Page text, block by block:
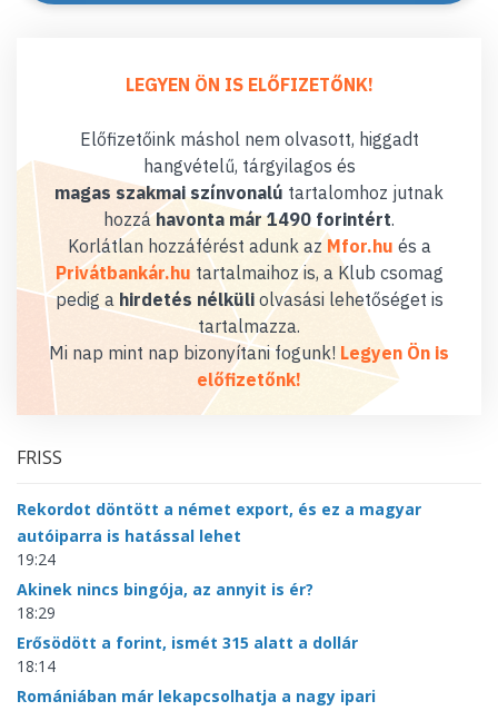
LEGYEN ÖN IS ELŐFIZETŐNK!
Előfizetőink máshol nem olvasott, higgadt
hangvételű, tárgyilagos és
magas szakmai színvonalú tartalomhoz jutnak
hozzáhavonta már 1490 forintért.
Korlátlan hozzáférést adunk az Mfor.hu és a
Privátbankár.hu tartalmaihoz is, a Klub csomag
pedig a hirdetés nélküliolvasási lehetőséget is
tartalmazza.
Mi nap mint nap bizonyítani fogunk! Legyen Ön is
előfizetőnk!
FRISS
Rekordot döntött a német export, és ez a magyar
autóiparra is hatással lehet
19:24
Akinek nincs bingója, az annyit is ér?
18:29
Erősödött a forint, ismét 315 alatt a dollár
18:14
Romániában már lekapcsolhatja a nagy ipari